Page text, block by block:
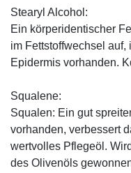
Stearyl Alcohol:
Ein körperidentischer
im Fettstoffwechsel
Epidermis vorhanden.
Squalene:
Squalen: Ein gut
vorhanden, verbessert
wertvolles Pflegeöl.
des Olivenöls